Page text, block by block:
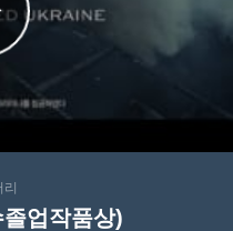
업작품상)